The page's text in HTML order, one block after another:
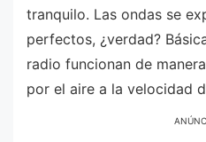
tranquilo. Las ondas se
perfectos, ¿verdad?
radio funcionan de
por el aire a la velocidad